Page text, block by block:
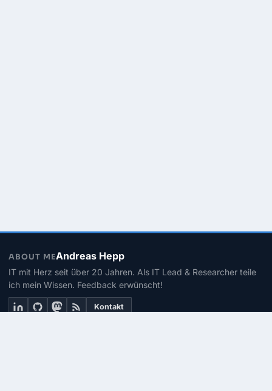
ABOUT MEAndreas Hepp
IT mit Herz seit über 20 Jahren. Als IT Lead & Researcher teile
ich mein Wissen. Feedback erwünscht!
Kontakt